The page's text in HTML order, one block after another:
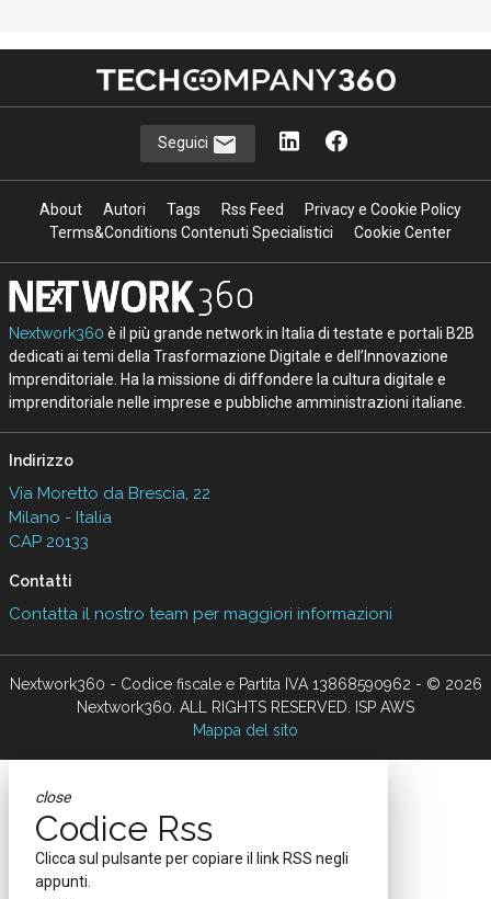
Seguici
About Autori Tags Rss Feed
Privacy e Cookie Policy
Terms&Conditions Contenuti Specialistici
Cookie Center
Nextwork360 è il più grande network in Italia di testate e portali B2B
dedicati ai temi della Trasformazione Digitale e dell’Innovazione
Imprenditoriale. Ha la missione di diffondere la cultura digitale e
imprenditoriale nelle imprese e pubbliche amministrazioni italiane.
Indirizzo
Via Moretto da Brescia, 22
Milano - Italia
CAP 20133
Contatti
Contatta il nostro team per maggiori informazioni
Nextwork360 - Codice fiscale e Partita IVA 13868590962 - © 2026
Nextwork360. ALL RIGHTS RESERVED. ISP AWS
Mappa del sito
close
Codice Rss
Clicca sul pulsante per copiare il link RSS negli
appunti.